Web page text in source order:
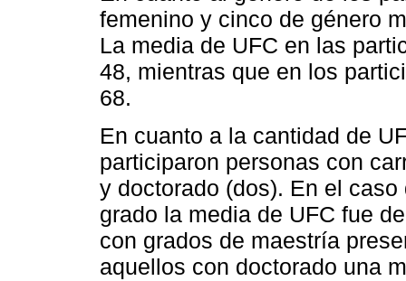
femenino y cinco de género
La media de UFC en las
48, mientras que en los
68.
En cuanto a la cantidad de
participaron personas con
y doctorado (dos). En el
grado la media de UFC fue
con grados de maestría
aquellos con doctorado una